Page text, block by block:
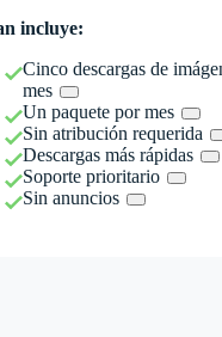
incluye:
Cinco descargas de
mes
Un paquete por mes
Sin atribución requerida
Descargas más rápidas
Soporte prioritario
Sin anuncios